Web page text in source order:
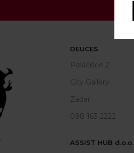
DEUCES
Polačišće 2
City Gallery
Zadar
098 163 2222
ASSIST HUB d.o.o.